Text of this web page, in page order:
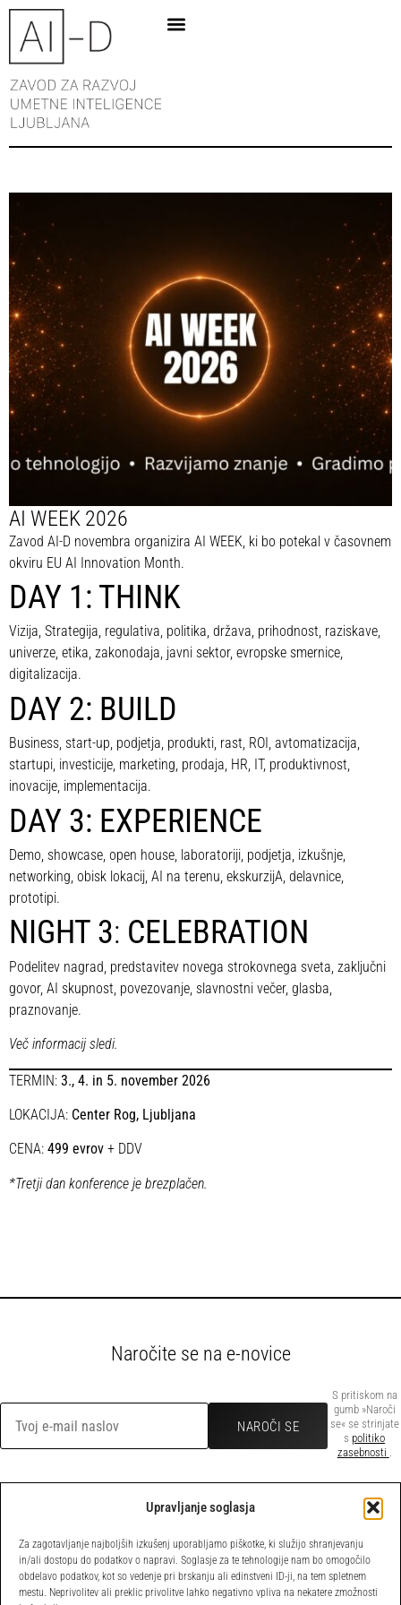
Upravljanje soglasja
Za zagotavljanje najboljših izkušenj uporabljamo piškotke, ki služijo shranjevanju
in/ali dostopu do podatkov o napravi. Soglasje za te tehnologije nam bo omogočilo
obdelavo podatkov, kot so vedenje pri brskanju ali edinstveni ID-ji, na tem spletnem
mestu. Neprivolitev ali preklic privolitve lahko negativno vpliva na nekatere zmožnosti
AI WEEK 2026
Zavod AI-D novembra organizira AI WEEK, ki bo potekal v časovnem
okviru EU AI Innovation Month.
DAY 1: THINK
Vizija, Strategija, regulativa, politika, država, prihodnost, raziskave,
univerze, etika, zakonodaja, javni sektor, evropske smernice,
digitalizacija.
DAY 2: BUILD
Business, start-up, podjetja, produkti, rast, ROI, avtomatizacija,
startupi, investicije, marketing, prodaja, HR, IT, produktivnost,
inovacije, implementacija.
DAY 3: EXPERIENCE
Demo, showcase, open house, laboratoriji, podjetja, izkušnje,
networking, obisk lokacij, AI na terenu, ekskurzijA, delavnice,
prototipi.
NIGHT 3: CELEBRATION
Podelitev nagrad, predstavitev novega strokovnega sveta, zaključni
govor, AI skupnost, povezovanje, slavnostni večer, glasba,
praznovanje.
Več informacij sledi.
TERMIN: 3., 4. in 5. november 2026
LOKACIJA: Center Rog, Ljubljana
CENA: 499 evrov + DDV
*Tretji dan konference je brezplačen.
Naročite se na e-novice
S pritiskom na
gumb »Naroči
se« se strinjate
s politiko
zasebnosti .
POVEZAVE
Domov
Novice
Pravilnik o
piškotkih